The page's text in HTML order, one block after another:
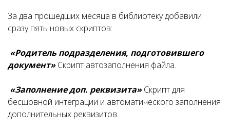
За два прошедших месяца в библиотеку добавили
сразу пять новых скриптов:
«Родитель подразделения, подготовившего
документ»Скрипт автозаполнения файла.
«Заполнение доп. реквизита»Скрипт для
бесшовной интеграции и автоматического заполнения
дополнительных реквизитов.